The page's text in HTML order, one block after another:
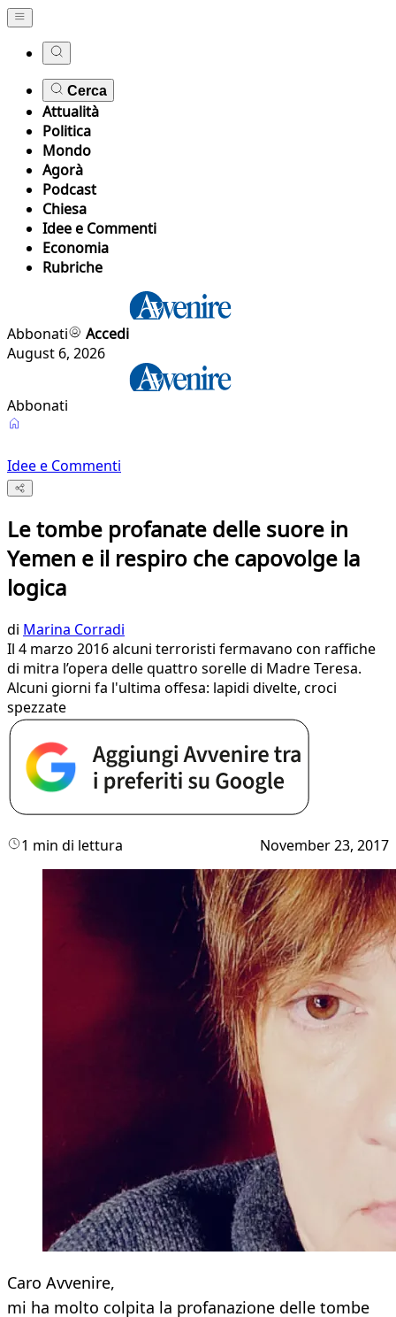
Cerca
Attualità
Politica
Mondo
Agorà
Podcast
Chiesa
Idee e Commenti
Economia
Rubriche
Abbonati
Accedi
August 6, 2026
Abbonati
Idee e Commenti
Le tombe profanate delle suore in
Yemen e il respiro che capovolge la
logica
di Marina Corradi
Il 4 marzo 2016 alcuni terroristi fermavano con raffiche
di mitra l’opera delle quattro sorelle di Madre Teresa.
Alcuni giorni fa l'ultima offesa: lapidi divelte, croci
spezzate
1 min di lettura November 23, 2017
Caro Avvenire,
mi ha molto colpita la profanazione delle tombe